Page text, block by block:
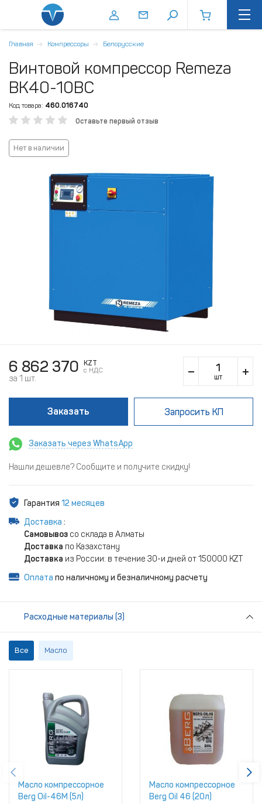
Главная Компрессоры Белорусские
Винтовой компрессор Remeza
ВК40-10ВС
Код товара: 460.016740
Оставьте первый отзыв
Нет в наличии
6 862 370
KZT
c НДС
за 1 шт. шт
Заказать Запросить КП
Заказать через WhatsApp
Нашли дешевле? Сообщите и получите скидку!
Гарантия 12 месяцев
Доставка :
Самовывоз со склада в Алматы
Доставка по Казахстану
Доставка из России: в течение 30-и дней от 150000 KZT
Оплата по наличному и безналичному расчету
Расходные материалы (3)
Все Масло
Масло компрессорное
Berg Oil-46M (5л)
Масло компрессорное
Berg Oil 46 (20л)